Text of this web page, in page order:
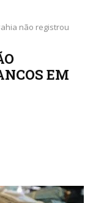
não registrou
EM